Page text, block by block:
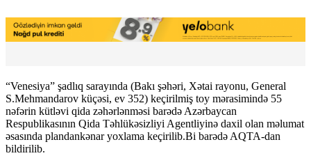
“Venesiya” şadlıq sarayında (Bakı şəhəri, Xətai rayonu, General
S.Mehmandarov küçəsi, ev 352) keçirilmiş toy mərasimində 55
nəfərin kütləvi qida zəhərlənməsi barədə Azərbaycan
Respublikasının Qida Təhlükəsizliyi Agentliyinə daxil olan məlumat
əsasında plandankənar yoxlama keçirilib.Bi barədə AQTA-dan
bildirilib.